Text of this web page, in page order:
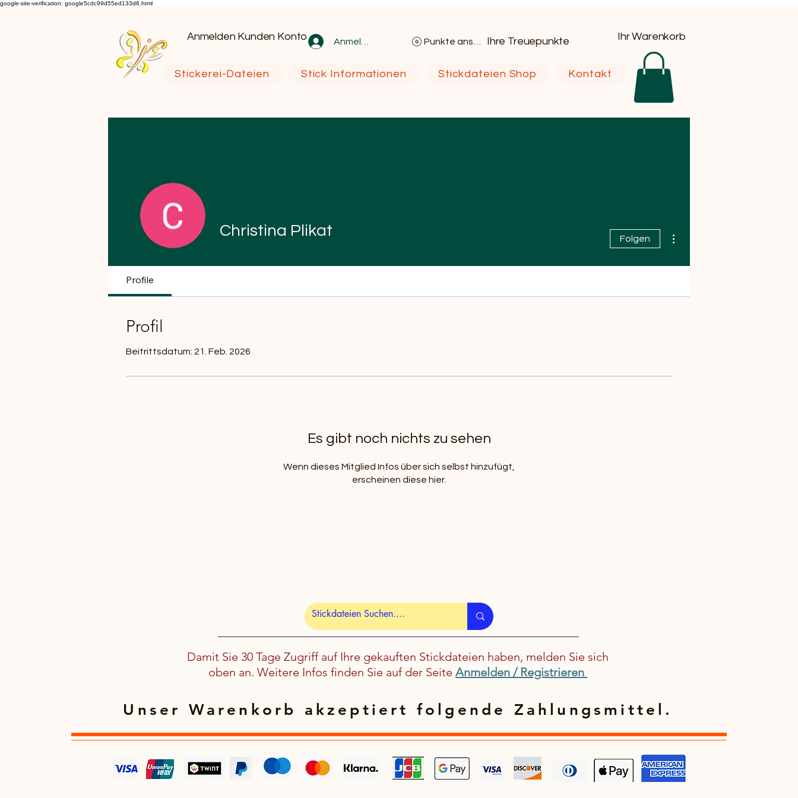
google-site-verification: google5cdc99d55ed133d6.html
Anmelden
Stickerei-Dateien Stick Informationen Stickdateien Shop Kontakt
Anmelden Kunden Konto Ihre Treuepunkte Ihr Warenkorb
Christina Plikat Folgen
Profile
Profil
Beitrittsdatum: 21. Feb. 2026
Es gibt noch nichts zu sehen
Wenn dieses Mitglied Infos über sich selbst hinzufügt,
erscheinen diese hier.
Damit Sie 30 Tage Zugriff auf Ihre gekauften Stickdateien haben, melden Sie sich
oben an. Weitere Infos finden Sie auf der Seite Anmelden / Registrieren
Unser Warenkorb akzeptiert folgende Zahlungsmittel.